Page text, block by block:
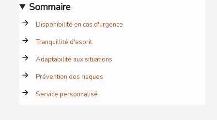
Sommaire
Disponibilité en cas d'urgence
Tranquillité d'esprit
Adaptabilité aux situations
Prévention des risques
Service personnalisé